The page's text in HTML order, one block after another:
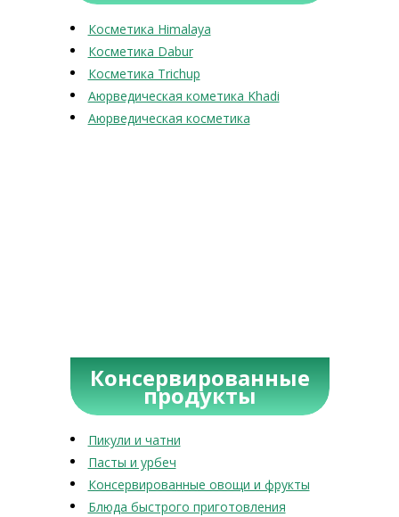
Косметика Himalaya
Косметика Dabur
Косметика Trichup
Аюрведическая кометика Khadi
Аюрведическая косметика
Консервированные
продукты
Пикули и чатни
Пасты и урбеч
Консервированные овощи и фрукты
Блюда быстрого приготовления